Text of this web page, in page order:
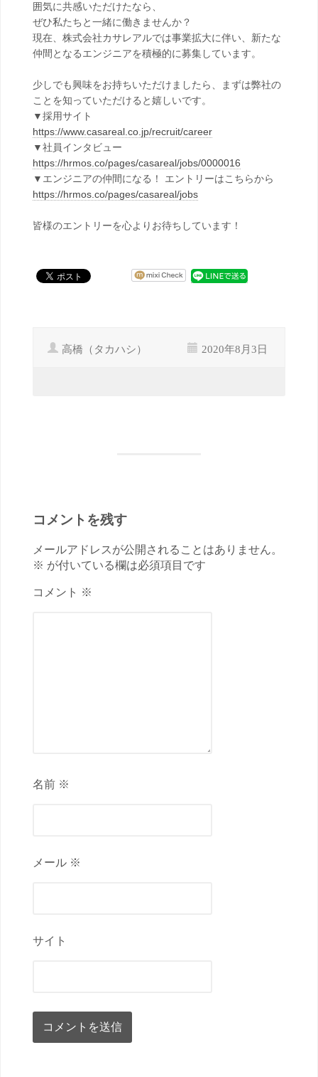
囲気に共感いただけたなら、
ぜひ私たちと一緒に働きませんか？
現在、株式会社カサレアルでは事業拡大に伴い、新たな
仲間となるエンジニアを積極的に募集しています。
少しでも興味をお持ちいただけましたら、まずは弊社の
ことを知っていただけると嬉しいです。
▼採用サイト
https://www.casareal.co.jp/recruit/career
▼社員インタビュー
https://hrmos.co/pages/casareal/jobs/0000016
▼エンジニアの仲間になる！ エントリーはこちらから
https://hrmos.co/pages/casareal/jobs
皆様のエントリーを心よりお待ちしています！
高橋（タカハシ） 2020年8月3日
コメントを残す
メールアドレスが公開されることはありません。
※ が付いている欄は必須項目です
コメント ※
名前 ※
メール ※
サイト